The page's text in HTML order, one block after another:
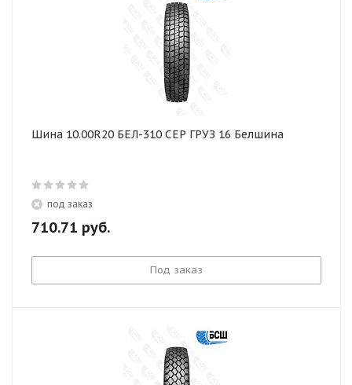
Шина 10.00R20 БЕЛ-310 СЕР ГРУЗ 16 Белшина
под заказ
710.71 руб.
Под заказ